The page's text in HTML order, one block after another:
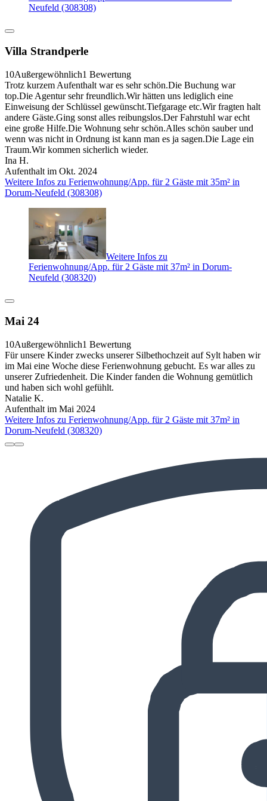
Neufeld (308308)
Villa Strandperle
10Außergewöhnlich1 Bewertung
Trotz kurzem Aufenthalt war es sehr schön.Die Buchung war
top.Die Agentur sehr freundlich.Wir hätten uns lediglich eine
Einweisung der Schlüssel gewünscht.Tiefgarage etc.Wir fragten halt
andere Gäste.Ging sonst alles reibungslos.Der Fahrstuhl war echt
eine große Hilfe.Die Wohnung sehr schön.Alles schön sauber und
wenn was nicht in Ordnung ist kann man es ja sagen.Die Lage ein
Traum.Wir kommen sicherlich wieder.
Ina H.
Aufenthalt im Okt. 2024
Weitere Infos zu Ferienwohnung/App. für 2 Gäste mit 35m² in
Dorum-Neufeld (308308)
Weitere Infos zu
Ferienwohnung/App. für 2 Gäste mit 37m² in Dorum-
Neufeld (308320)
Mai 24
10Außergewöhnlich1 Bewertung
Für unsere Kinder zwecks unserer Silbethochzeit auf Sylt haben wir
im Mai eine Woche diese Ferienwohnung gebucht. Es war alles zu
unserer Zufriedenheit. Die Kinder fanden die Wohnung gemütlich
und haben sich wohl gefühlt.
Natalie K.
Aufenthalt im Mai 2024
Weitere Infos zu Ferienwohnung/App. für 2 Gäste mit 37m² in
Dorum-Neufeld (308320)